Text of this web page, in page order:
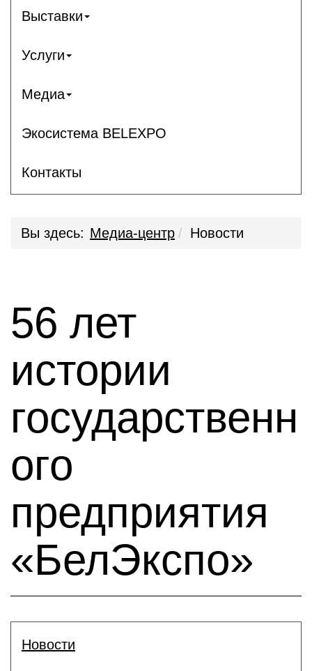
Выставки
Услуги
Медиа
Экосистема BELEXPO
Контакты
Вы здесь: Медиа-центр Новости
56 лет
истории
государственн
ого
предприятия
«БелЭкспо»
Новости